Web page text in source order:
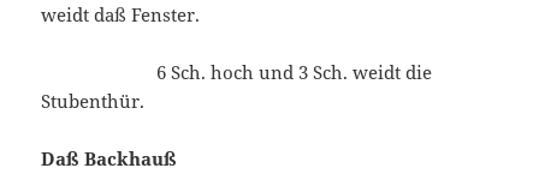
weidt daß Fenster.
6 Sch. hoch und 3 Sch. weidt die
Stubenthür.
Daß Backhauß